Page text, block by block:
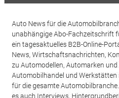
Auto News für die
unabhängige Abo-Fachzeitschrift
ein tagesaktuelles B2B-Online-
News, Wirtschaftsnachrichten,
zu Automodellen, Automarken
Automobilhandel und
für die gesamte
es auch Interviews,